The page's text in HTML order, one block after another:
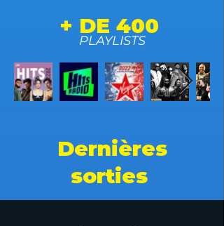
+ DE 400
PLAYLISTS
Dernières
sorties